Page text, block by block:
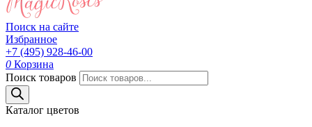
Поиск на сайте
Избранное
+7 (495) 928-46-00
0 Корзина
Поиск товаров
Каталог цветов